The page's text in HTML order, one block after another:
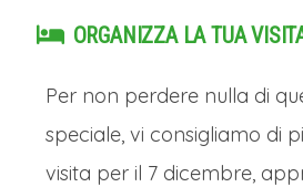
ORGANIZZA LA TUA
Per non perdere nulla di
speciale, vi consigliamo di
visita per il 7 dicembre,